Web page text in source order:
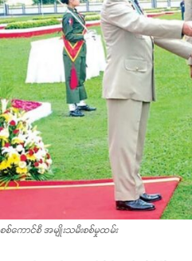
စစ်ကောင်စီ အမျိုးသမီးစစ်မှုထမ်း